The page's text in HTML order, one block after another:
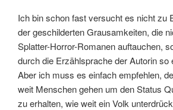
Ich bin schon fast versucht es nicht zu
der geschilderten Grausamkeiten, die
Splatter-Horror-Romanen auftauchen,
durch die Erzählsprache der Autorin so
Aber ich muss es einfach empfehlen,
weit Menschen gehen um den Status
zu erhalten, wie weit ein Volk